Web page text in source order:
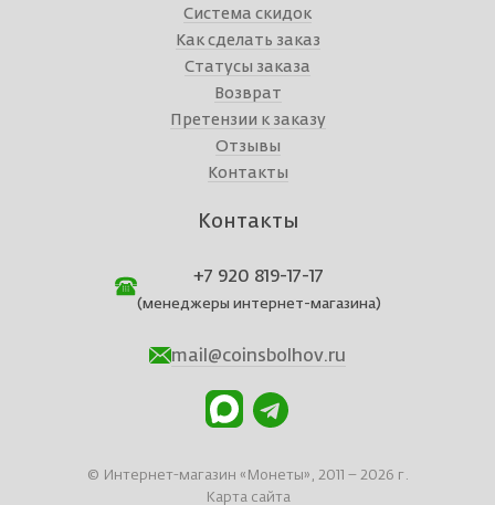
Система скидок
Как сделать заказ
Статусы заказа
Возврат
Претензии к заказу
Отзывы
Контакты
Контакты
+7 920 819-17-17
(менеджеры интернет-магазина)
mail@coinsbolhov.ru
© Интернет-магазин «Монеты», 2011 – 2026 г.
Карта сайта